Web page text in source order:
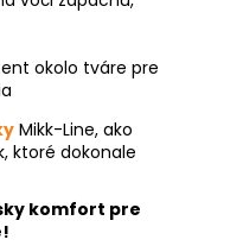
okolo tváre pre
Mikk-Line, ako
ktoré dokonale
komfort pre